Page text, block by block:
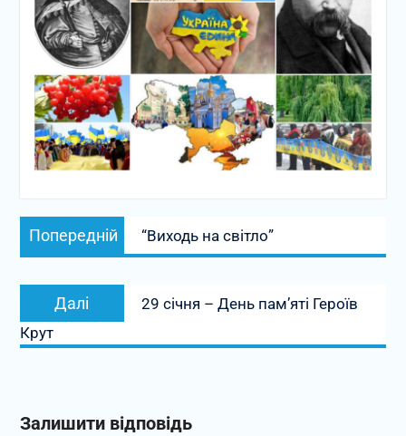
записів
Попередній
Попередній
запис:
“Виходь на світло”
Далі
Наступний
запис:
29 січня – День пам’яті Героїв
Крут
Залишити відповідь